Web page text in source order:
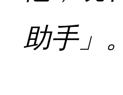
助手」。